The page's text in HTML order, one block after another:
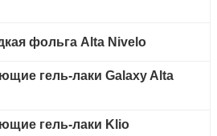
фольга Alta Nivelo
гель-лаки Galaxy Alta
гель-лаки Klio